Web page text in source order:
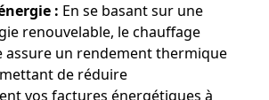
: En se basant sur une
renouvelable, le chauffage
assure un rendement thermique
de réduire
vos factures énergétiques à